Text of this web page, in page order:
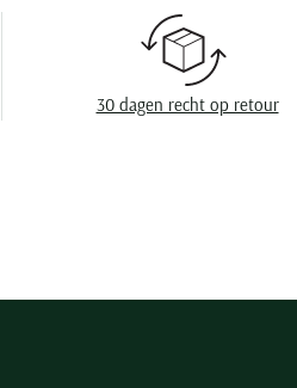
30 dagen recht op retour